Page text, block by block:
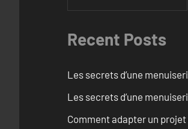
Recent Posts
Les secrets d’une
Les secrets d’une
Comment adapter un